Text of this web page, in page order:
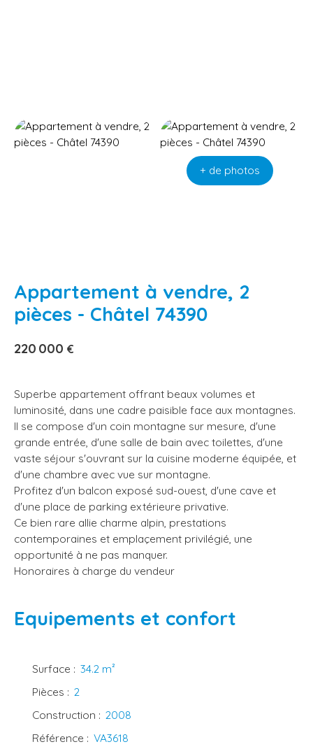
+ de photos
Appartement à vendre, 2
pièces - Châtel 74390
220 000 €
Superbe appartement offrant beaux volumes et
luminosité, dans une cadre paisible face aux montagnes.
Il se compose d'un coin montagne sur mesure, d'une
grande entrée, d'une salle de bain avec toilettes, d'une
vaste séjour s'ouvrant sur la cuisine moderne équipée, et
d'une chambre avec vue sur montagne.
Profitez d'un balcon exposé sud-ouest, d'une cave et
d'une place de parking extérieure privative.
Ce bien rare allie charme alpin, prestations
contemporaines et emplaçement privilégié, une
opportunité à ne pas manquer.
Honoraires à charge du vendeur
Equipements et confort
Surface : 34.2 m²
Pièces : 2
Construction : 2008
Référence : VA3618